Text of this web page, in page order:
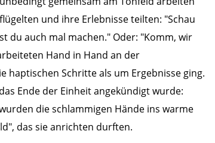
und ihre Erlebnisse teilten: "Schau
du auch mal machen." Oder: "Komm, wir
Hand in Hand an der
haptischen Schritte als um Ergebnisse ging.
Ende der Einheit angekündigt wurde:
die schlammigen Hände ins warme
das sie anrichten durften.